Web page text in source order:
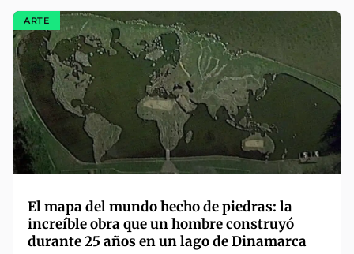
ARTE
El mapa del mundo hecho de piedras: la
increíble obra que un hombre construyó
durante 25 años en un lago de Dinamarca